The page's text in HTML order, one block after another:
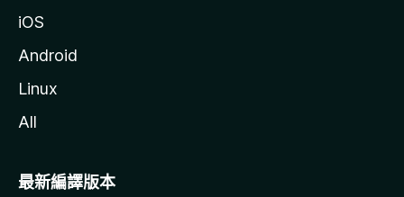
iOS
Android
Linux
All
最新編譯版本